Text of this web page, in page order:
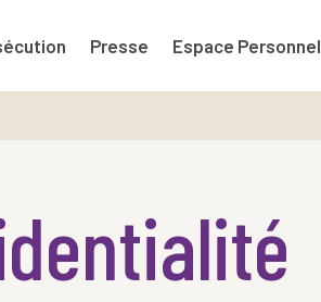
Presse Espace Personnel